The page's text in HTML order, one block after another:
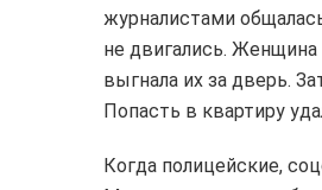
журналистами
не двигались.
выгнала их за дверь.
Попасть в квартиру
Когда полицейские,